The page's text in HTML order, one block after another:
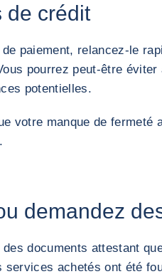
de crédit
paiement, relancez-le
pourrez peut-être
potentielles.
votre manque de fermeté
demandez
documents attestant
services achetés ont été